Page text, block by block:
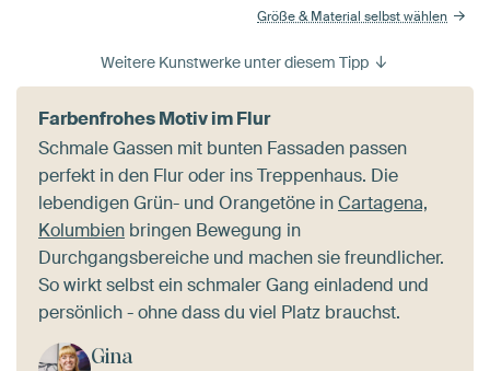
Größe & Material selbst wählen
Weitere Kunstwerke unter diesem Tipp
Farbenfrohes Motiv im Flur
Schmale Gassen mit bunten Fassaden passen
perfekt in den Flur oder ins Treppenhaus. Die
lebendigen Grün- und Orangetöne inCartagena,
Kolumbien bringen Bewegung in
Durchgangsbereiche und machen sie freundlicher.
So wirkt selbst ein schmaler Gang einladend und
persönlich - ohne dass du viel Platz brauchst.
Gina